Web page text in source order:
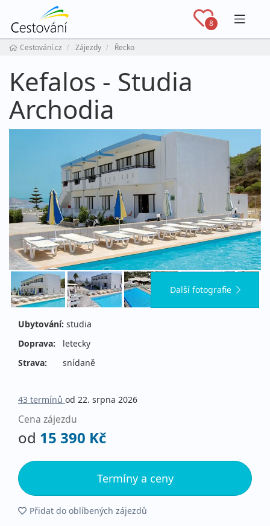
8
Cestování.cz Zájezdy Řecko
Kefalos - Studia
Archodia
Další fotografie
Ubytování: studia
Doprava:
letecky
Strava:
snídaně
43 termínů od 22. srpna 2026
Cena zájezdu
od 15 390 Kč
Termíny a ceny
Přidat do oblíbených zájezdů